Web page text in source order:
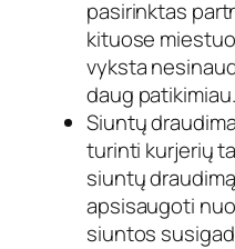
pasirinktas
kituose
vyksta
daug patikimiau.
Siuntų
turinti kurjerių
siuntų
apsisaugoti
siuntos